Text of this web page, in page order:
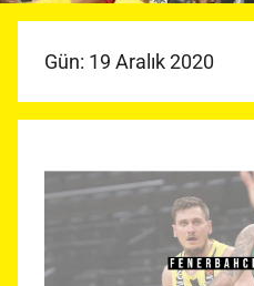
Gün: 19 Aralık 2020